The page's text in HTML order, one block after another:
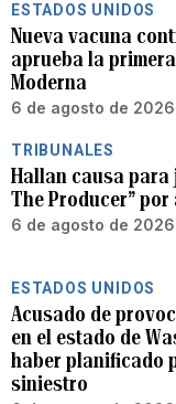
ESTADOS UNIDOS
Nueva vacuna
aprueba la
Moderna
6 de agosto de
TRIBUNALES
Hallan causa
The Producer”
6 de agosto de
ESTADOS UNIDOS
Acusado de
en el estado de
haber planificado
siniestro